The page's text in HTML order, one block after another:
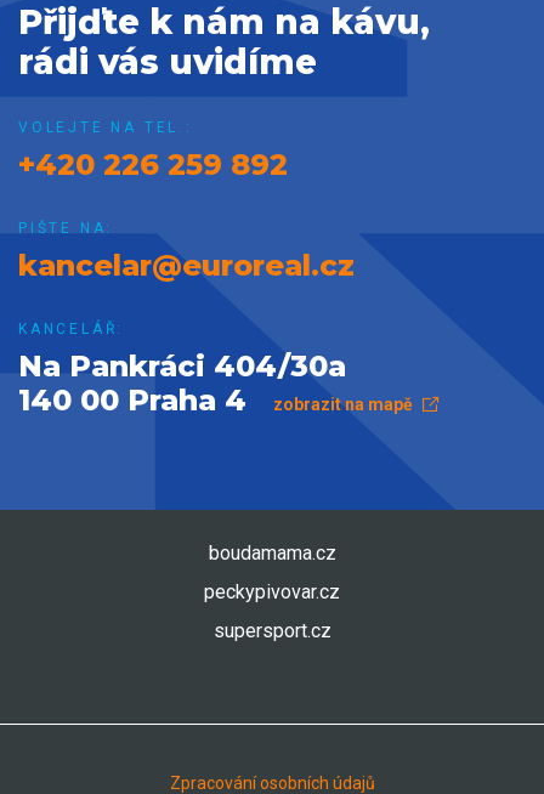
Přijďte k nám na kávu,
rádi vás uvidíme
VOLEJTE NA TEL.:
+420 226 259 892
PIŠTE NA:
kancelar@euroreal.cz
KANCELÁŘ:
Na Pankráci 404/30a
140 00 Praha 4
zobrazit na mapě
boudamama.cz
peckypivovar.cz
supersport.cz
Zpracování osobních údajů